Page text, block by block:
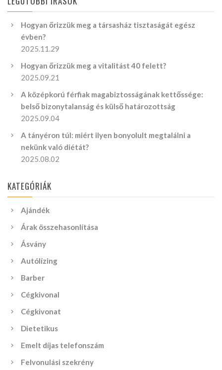
Hogyan őrizzük meg a társasház tisztaságát egész
évben?
2025.11.29
Hogyan őrizzük meg a vitalitást 40 felett?
2025.09.21
A középkorú férfiak magabiztosságának kettőssége:
belső bizonytalanság és külső határozottság
2025.09.04
A tányéron túl: miért ilyen bonyolult megtalálni a
nekünk való diétát?
2025.08.02
KATEGÓRIÁK
Ajándék
Árak összehasonlítása
Ásvány
Autólízing
Barber
Cégkivonal
Cégkivonat
Dietetikus
Emelt díjas telefonszám
Felvonulási szekrény